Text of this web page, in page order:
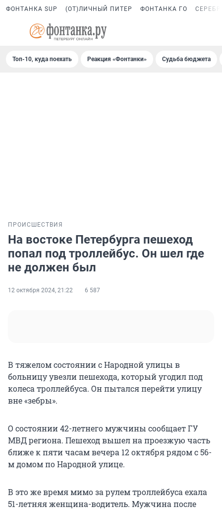
ФОНТАНКА SUP (ОТ)ЛИЧНЫЙ ПИТЕР ФОНТАНКА ГО
Топ-10, куда поехать Реакция «Фонтанки» Судьба бюджета
ПРОИСШЕСТВИЯ
На востоке Петербурга пешеход
попал под троллейбус. Он шел где
не должен был
12 октября 2024, 21:22 6 587
В тяжелом состоянии с Народной улицы в
больницу увезли пешехода, который угодил под
колеса троллейбуса. Он пытался перейти улицу
вне «зебры».
О состоянии 42-летнего мужчины сообщает ГУ
МВД региона. Пешеход вышел на проезжую часть
ближе к пяти часам вечера 12 октября рядом с 56-
м домом по Народной улице.
В это же время мимо за рулем троллейбуса ехала
51-летняя женщина-водитель. Мужчина после